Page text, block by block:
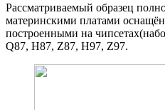
Рассматриваемый образец
материнскими платами
построенными на
Q87, H87, Z87, H97, Z97.